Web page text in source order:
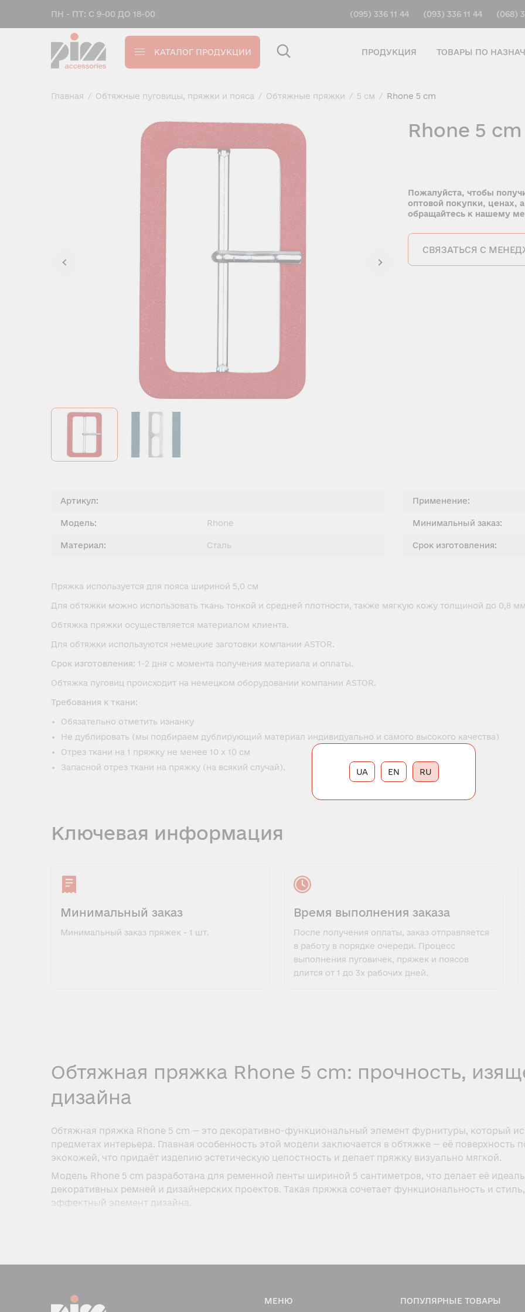
ПН - ПТ: С 9-00 ДО 18-00 (095) 336 11 44 (093) 336 11 44 (068)
КАТАЛОГ ПРОДУКЦИИ ПРОДУКЦИЯ ТОВАРЫ ПО
Главная / Обтяжные пуговицы, пряжки и пояса / Обтяжные пряжки / 5 см / Rhone 5 cm
Rhone 5 cm
Пожалуйста, чтобы
оптовой покупки, ценах,
обращайтесь к нашему
СВЯЗАТЬСЯ С
Артикул:
Модель: Rhone
Материал: Сталь
Применение:
Минимальный заказ:
Срок изготовления:
Пряжка используется для пояса шириной 5,0 см
Для обтяжки можно использовать ткань тонкой и средней плотности, также мягкую кожу толщиной до 0,8 мм
Обтяжка пряжки осуществляется материалом клиента.
Для обтяжки используются немецкие заготовки компании ASTOR.
Срок изготовления: 1-2 дня с момента получения материала и оплаты.
Обтяжка пуговиц происходит на немецком оборудовании компании ASTOR.
Требования к ткани:
Обязательно отметить изнанку
Не дублировать (мы подбираем дублирующий материал индивидуально и самого высокого качества)
Отрез ткани на 1 пряжку не менее 10 х 10 см
Запасной отрез ткани на пряжку (на всякий случай).
Ключевая информация
Минимальный заказ
Минимальный заказ пряжек - 1 шт.
Время выполнения заказа
После получения оплаты, заказ отправляется
в работу в порядке очереди. Процесс
выполнения пуговичек, пряжек и поясов
длится от 1 до 3х рабочих дней.
Обтяжная пряжка Rhone 5 cm: прочность,
дизайна
Обтяжная пряжка Rhone 5 cm — это декоративно-функциональный элемент фурнитуры, который
предметах интерьера. Главная особенность этой модели заключается в обтяжке — её
экокожей, что придаёт изделию эстетическую целостность и делает пряжку визуально мягкой.
Модель Rhone 5 cm разработана для ременной ленты шириной 5 сантиметров, что делает её
декоративных ремней и дизайнерских проектов. Такая пряжка сочетает функциональность и
эффектный элемент дизайна.
Каркас (основа) — выполнен из металла или ударопрочного пластика (ABS). Обеспечивает
МЕНЮ ПОПУЛЯРНЫЕ ТОВАРЫ
RU
UA EN